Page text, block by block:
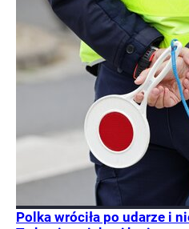
Polka wróciła po udarze i